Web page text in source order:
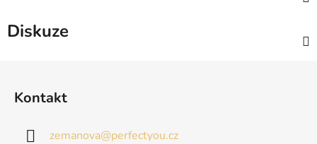
Diskuze
Kontakt
zemanova@perfectyou.cz